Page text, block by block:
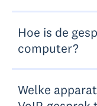
Hoe is de
computer?
Welke